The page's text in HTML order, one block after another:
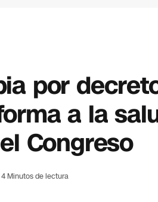
por
a la
Congreso
4 Minutos de lectura